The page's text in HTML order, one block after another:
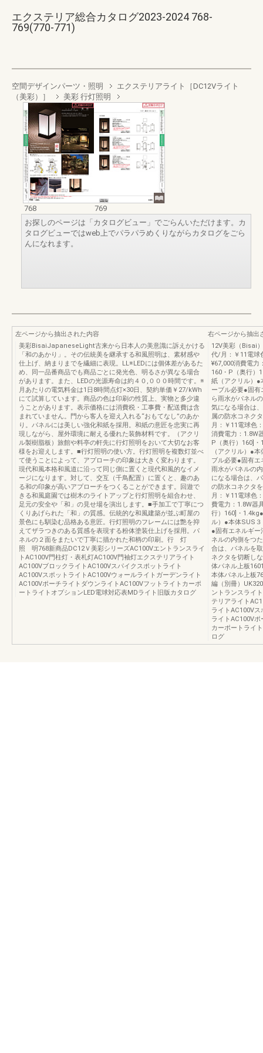
エクステリア総合カタログ2023-2024 768-
769(770-771)
空間デザインパーツ・照明
エクステリアライト［DC12Vライト
（美彩）］
美彩 行灯照明
768
769
お探しのページは「カタログビュー」でごらんいただけます。カ
タログビューではweb上でパラパラめくりながらカタログをごら
んになれます。
左ページから抽出された内容
美彩BisaiJapaneseLight古来から日本人の美意識に訴えかける
「和のあかり」。その伝統美を継承する和風照明は、素材感や
仕上げ、納まりまでを繊細に表現。LL※LEDには個体差があるた
め、同一品番商品でも商品ごとに発光色、明るさが異なる場合
があります。また、LEDの光源寿命は約４０,０００時間です。※
月あたりの電気料金は1日8時間点灯×30日、契約単価￥27/kWh
にて試算しています。商品の色は印刷の性質上、実物と多少違
うことがあります。表示価格には消費税・工事費・配送費は含
まれていません。門から客人を迎え入れる“おもてなし”のあか
り。パネルには美しい強化和紙を採用。和紙の意匠を忠実に再
現しながら、屋外環境に耐える優れた装飾材料です。（アクリ
ル製樹脂板）旅館や料亭の軒先に行灯照明をおいて大切なお客
様をお迎えします。■行灯照明の使い方。行灯照明を複数灯並べ
て使うことによって、アプローチの印象は大きく変わります。
現代和風本格和風道に沿って同じ側に置くと現代和風的なイメ
ージになります。対して、交互（千鳥配置）に置くと、趣のあ
る和の印象が高いアプローチをつくることができます。回遊で
きる和風庭園では樹木のライトアップと行灯照明を組合わせ、
足元の安全や「和」の見せ場を演出します。■手加工で丁寧につ
くりあげられた「和」の質感。伝統的な和風建築が並ぶ町屋の
景色にも馴染む品格ある意匠。行灯照明のフレームには艶を抑
えてザラつきのある質感を表現する粉体塗装仕上げを採用。パ
ネルの２面をまたいで丁寧に描かれた和柄の印刷。行 灯
照 明768新商品DC12Ｖ美彩シリーズAC100Vエントランスライ
トAC100V門柱灯・表札灯AC100V門袖灯エクステリアライト
AC100VブロックライトAC100Vスパイクスポットライト
AC100VスポットライトAC100Vウォールライトガーデンライト
AC100VポーチライトダウンライトAC100Vフットライトカーポ
ートライトオプションLED電球対応表MDライト旧版カタログ
右ページから抽出
12V美彩（Bisai
代/月：￥11電球
¥67,000消費電力
160・P（奥行）
紙（アクリル）
ーブル必要●固
ら雨水がパネル
気になる場合は
属の防水コネク
月：￥11電球色
消費電力：1.8W
P（奥行）160]
（アクリル）●
ブル必要●固有
雨水がパネルの
になる場合は、
の防水コネクタ
月：￥11電球色
費電力：1.8W器
行）160]・
ル）●本体SUS
●固有エネルギ
ネルの内側をつ
合は、パネルを
ネクタを切断し
体パネル上板
本体パネル上板
編（別冊）
ントランスライ
テリアライト
ライトAC100V
ライトAC100V
カーポートライ
ログ